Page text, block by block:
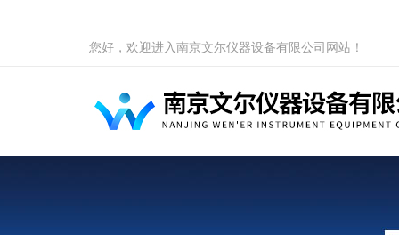
您好，欢迎进入南京文尔仪器设备有限公司网站！